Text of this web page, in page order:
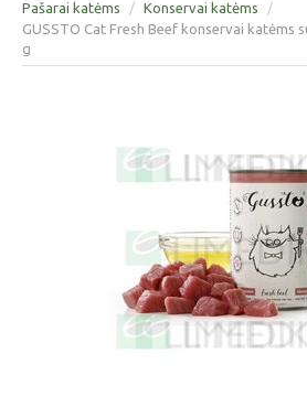
Pašarai katėms
/ Konservai katėms
/
GUSSTO Cat Fresh Beef konservai katėms
g